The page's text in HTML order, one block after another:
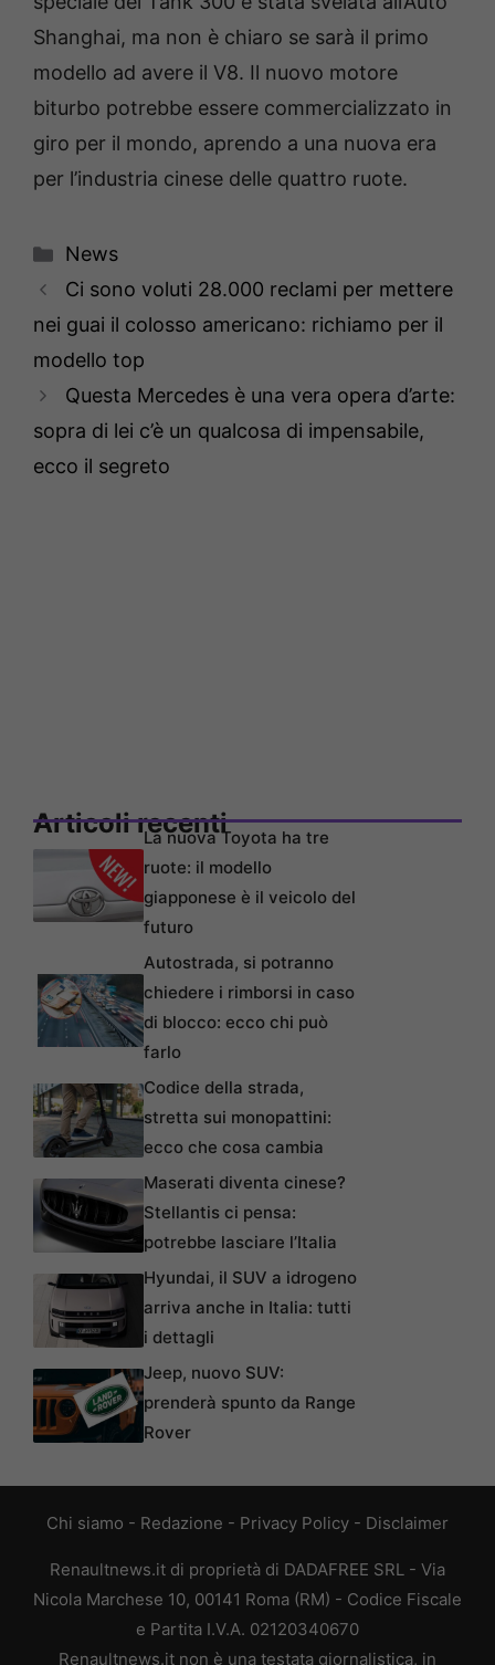
Shanghai, ma non è chiaro se sarà il primo
modello ad avere il V8. Il nuovo motore
biturbo potrebbe essere commercializzato in
giro per il mondo, aprendo a una nuova era
per l’industria cinese delle quattro ruote.
Categorie
News
Ci sono voluti 28.000 reclami per mettere
nei guai il colosso americano: richiamo per il
modello top
Questa Mercedes è una vera opera d’arte:
sopra di lei c’è un qualcosa di impensabile,
ecco il segreto
Articoli recentiLa nuova Toyota ha tre
ruote: il modello
giapponese è il veicolo del
futuro
Autostrada, si potranno
chiedere i rimborsi in caso
di blocco: ecco chi può
farlo
Codice della strada,
stretta sui monopattini:
ecco che cosa cambia
Maserati diventa cinese?
Stellantis ci pensa:
potrebbe lasciare l’Italia
Hyundai, il SUV a idrogeno
arriva anche in Italia: tutti
i dettagli
Jeep, nuovo SUV:
prenderà spunto da Range
Rover
Chi siamo - Redazione - Privacy Policy - Disclaimer
Renaultnews.it di proprietà di DADAFREE SRL - Via
Nicola Marchese 10, 00141 Roma (RM) - Codice Fiscale
e Partita I.V.A. 02120340670
Renaultnews.it non è una testata giornalistica, in